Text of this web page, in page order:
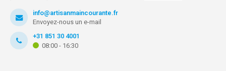
info@artisanmaincourante.fr
Envoyez-nous un e-mail
+31 851 30 4001
08:00 - 16:30